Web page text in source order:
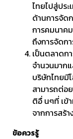
ไทยไปสู่ปร
ด้านการจัด
การคมนาค
ถึงการจัดก
เป็นตลาดก
จำนวนมาก
บริษัทไทยมี
สามารถต่อ
ติอื่ นๆที่ เข้
จากการสร้
ข้อควรรู้